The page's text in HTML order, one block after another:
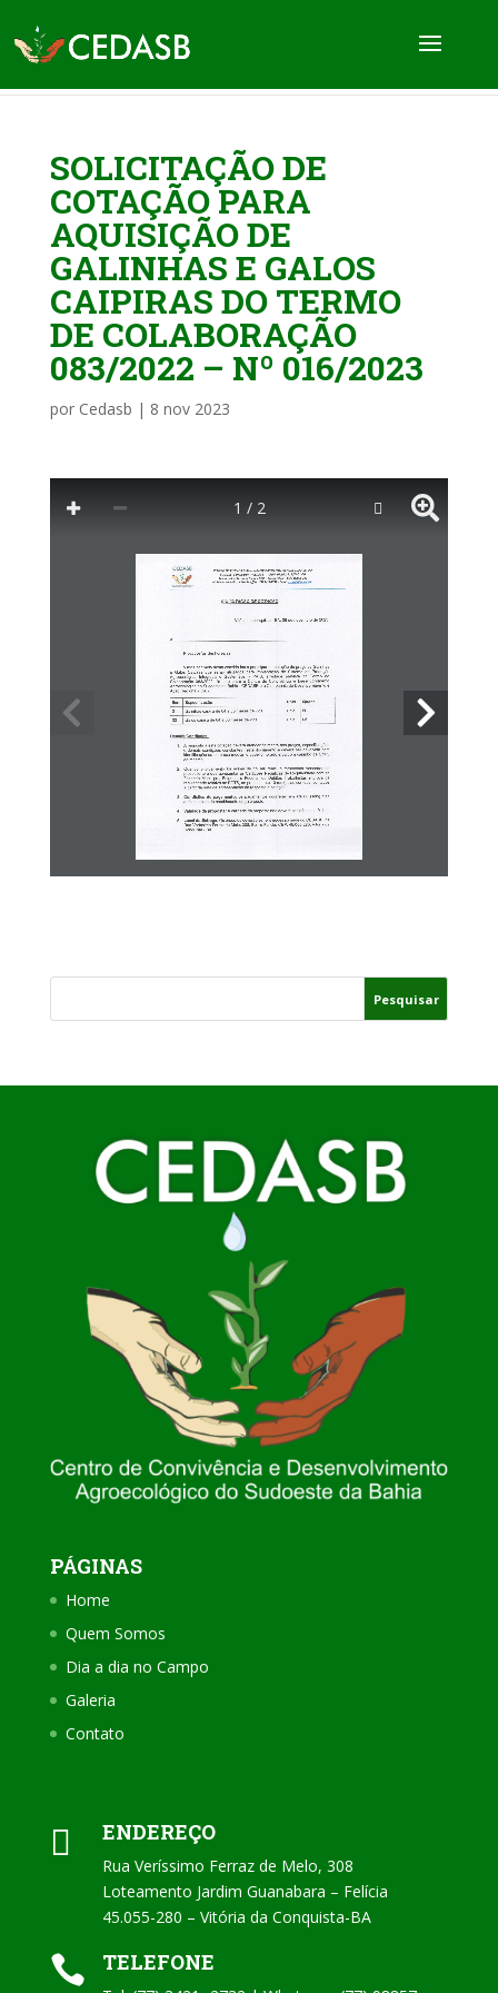
SOLICITAÇÃO DE
COTAÇÃO PARA
AQUISIÇÃO DE
GALINHAS E GALOS
CAIPIRAS DO TERMO
DE COLABORAÇÃO
083/2022 – Nº 016/2023
por Cedasb | 8 nov 2023
1 / 2
PÁGINAS
Home
Quem Somos
Dia a dia no Campo
Galeria
Contato
 ENDEREÇO
Rua Veríssimo Ferraz de Melo, 308
Loteamento Jardim Guanabara – Felícia
45.055-280 – Vitória da Conquista-BA
 TELEFONE